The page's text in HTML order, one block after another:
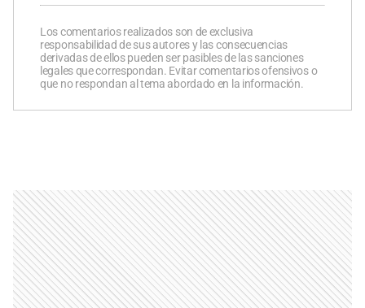
Los comentarios realizados son de exclusiva
responsabilidad de sus autores y las consecuencias
derivadas de ellos pueden ser pasibles de las sanciones
legales que correspondan. Evitar comentarios ofensivos o
que no respondan al tema abordado en la información.